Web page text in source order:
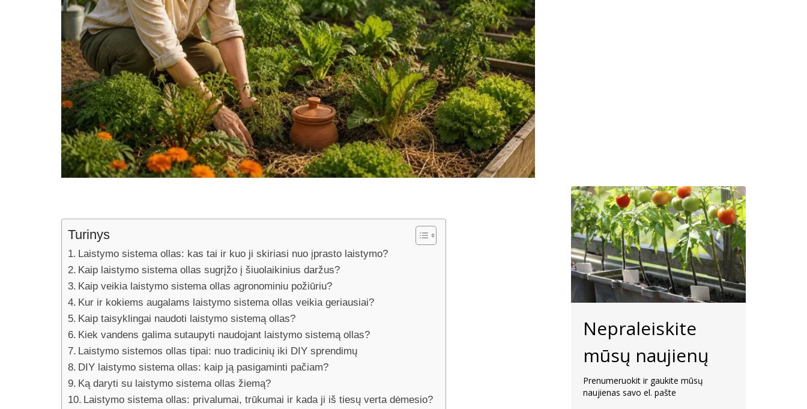
Turinys
Laistymo sistema ollas: kas tai ir kuo ji skiriasi nuo įprasto laistymo?
Kaip laistymo sistema ollas sugrįžo į šiuolaikinius daržus?
Kaip veikia laistymo sistema ollas agronominiu požiūriu?
Kur ir kokiems augalams laistymo sistema ollas veikia geriausiai?
Kaip taisyklingai naudoti laistymo sistemą ollas?
Kiek vandens galima sutaupyti naudojant laistymo sistemą ollas?
Laistymo sistemos ollas tipai: nuo tradicinių iki DIY sprendimų
DIY laistymo sistema ollas: kaip ją pasigaminti pačiam?
Ką daryti su laistymo sistema ollas žiemą?
Laistymo sistema ollas: privalumai, trūkumai ir kada ji iš tiesų verta dėmesio?
Nepraleiskite
mūsų naujienų
Prenumeruokit ir gaukite mūsų
naujienas savo el. pašte